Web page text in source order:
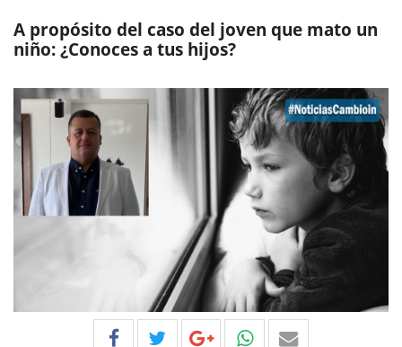
A propósito del caso del joven que mato un
niño: ¿Conoces a tus hijos?